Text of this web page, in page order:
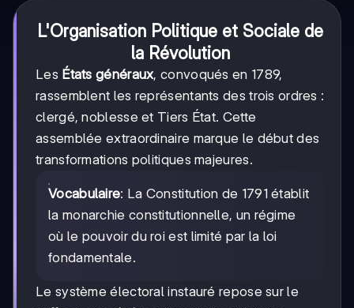
L'Organisation Politique et Sociale de
la Révolution
Les États généraux, convoqués en 1789,
rassemblent les représentants des trois ordres :
clergé, noblesse et Tiers État. Cette
assemblée extraordinaire marque le début des
transformations politiques majeures.
Vocabulaire: La Constitution de 1791 établit
la monarchie constitutionnelle, un régime
où le pouvoir du roi est limité par la loi
fondamentale.
Le système électoral instauré repose sur le